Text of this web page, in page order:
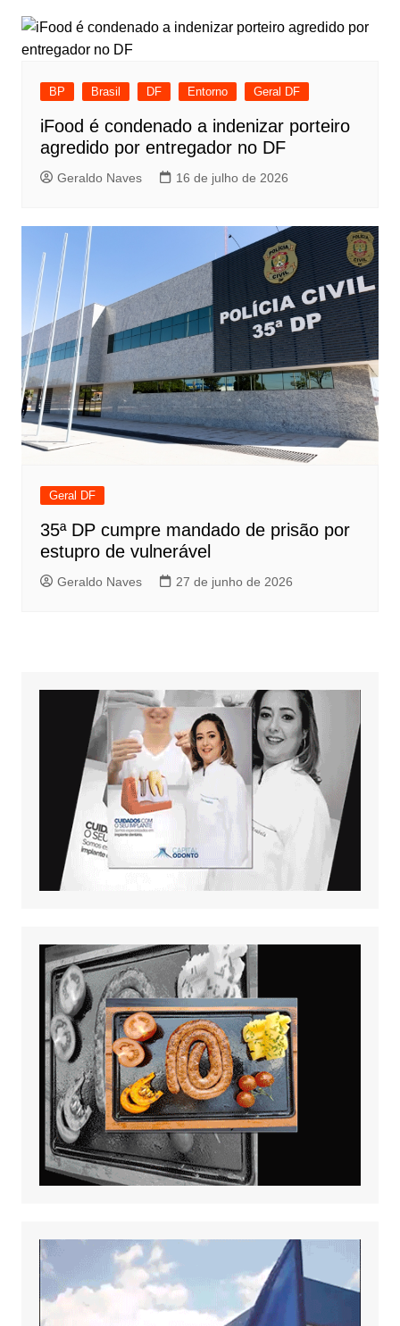
BP Brasil DF Entorno Geral DF
iFood é condenado a indenizar porteiro
agredido por entregador no DF
Geraldo Naves 16 de julho de 2026
Geral DF
35ª DP cumpre mandado de prisão por
estupro de vulnerável
Geraldo Naves 27 de junho de 2026